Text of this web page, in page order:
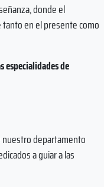
donde el
en el presente como
especialidades de
nuestro departamento
a guiar a las